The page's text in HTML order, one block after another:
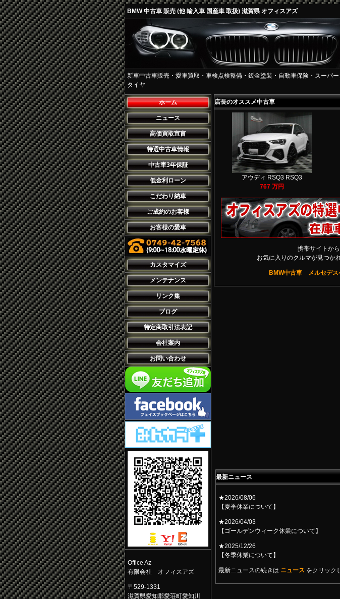
BMW 中古車 販売 (他 輸入車 国産車 取扱) 滋賀県 オフィスアズ
新車中古車販売・愛車買取・車検点検整備・鈑金塗装・自動車保険・スーパ
タイヤ
ホーム
ニュース
高価買取宣言
特選中古車情報
中古車3年保証
低金利ローン
こだわり納車
ご成約のお客様
お客様の愛車
カスタマイズ
メンテナンス
リンク集
ブログ
特定商取引法表記
会社案内
お問い合わせ
Office Az
有限会社 オフィスアズ
〒529-1331
滋賀県愛知郡愛荘町愛知川
店長のオススメ中古車
アウディ RSQ3 RSQ3
767 万円
携帯サイトか
お気に入りのクルマが見つ
BMW中古車 メルセデ
最新ニュース
★2026/08/06
【夏季休業について】
★2026/04/03
【ゴールデンウィーク休業について】
★2025/12/26
【冬季休業について】
最新ニュースの続きは ニュース をクリック